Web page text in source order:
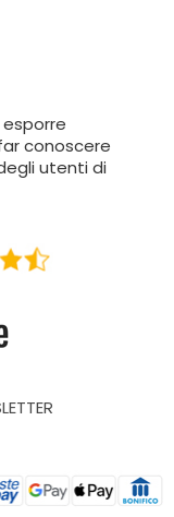
conoscere
utenti di